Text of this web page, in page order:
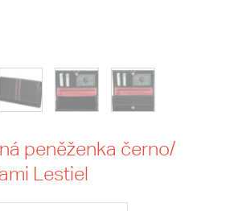
peněženka černo/
Lestiel